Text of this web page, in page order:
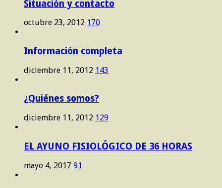
Situación y contacto
octubre 23, 2012 170
Información completa
diciembre 11, 2012 143
¿Quiénes somos?
diciembre 11, 2012 129
EL AYUNO FISIOLÓGICO DE 36 HORAS
mayo 4, 2017 91